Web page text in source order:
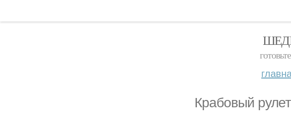
Крабовый